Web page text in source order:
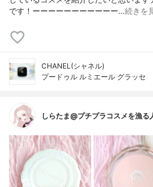
です！ーーーーーーーーーーー…続きを
CHANEL(シャネル)
プードゥル ルミエール グラッセ
しらたま@プチプラコスメを漁る